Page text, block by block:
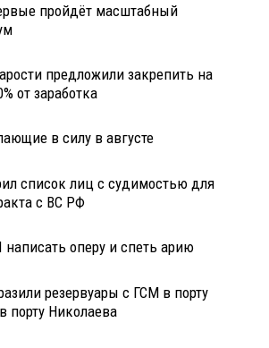
пройдёт масштабный
предложили закрепить на
от заработка
в силу в августе
список лиц с судимостью для
с ВС РФ
оперу и спеть арию
резервуары с ГСМ в порту
порту Николаева